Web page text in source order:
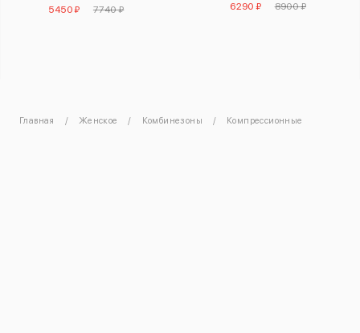
5450 ₽ 7740 ₽
6290 ₽
8900 ₽
Главная Женское Комбинезоны Компрессионные